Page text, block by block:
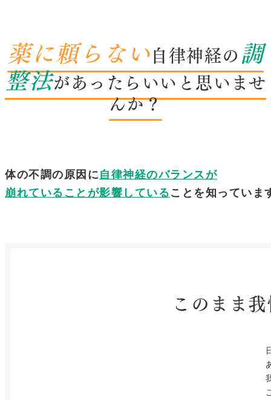
薬に頼らない自律神経の調
整法があったらいいと思いませ
んか？
体の不調の原因に 自律神経のバランスが
崩れていることが影響している ことを知っていま
このまま